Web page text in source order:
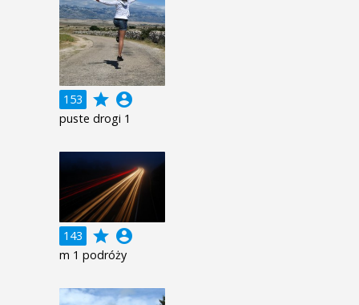
153 grade account_circle
puste drogi 1
143 grade account_circle
m 1 podróży